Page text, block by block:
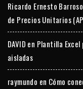
Ricardo Ernesto Barroso
de Precios Unitarios
DAVID en Plantilla
aisladas
raymundo en Cómo